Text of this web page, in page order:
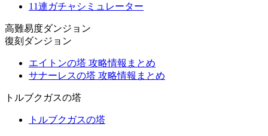
11連ガチャシミュレーター
高難易度ダンジョン
復刻ダンジョン
エイトンの塔 攻略情報まとめ
サナーレスの塔 攻略情報まとめ
トルブクガスの塔
トルブクガスの塔